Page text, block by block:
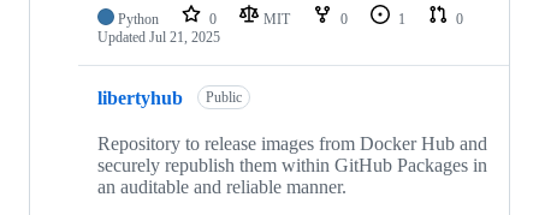
Python 0 MIT 0 1
0
Updated Jul 21, 2025
libertyhub Public
Repository to release images from Docker Hub and
securely republish them within GitHub Packages in
an auditable and reliable manner.